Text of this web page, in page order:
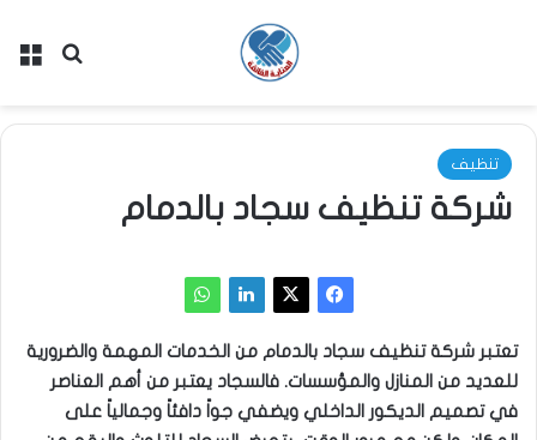
بحث
تنظيف
شركة تنظيف سجاد بالدمام
تعتبر شركة تنظيف سجاد بالدمام من الخدمات المهمة والضرورية
للعديد من المنازل والمؤسسات. فالسجاد يعتبر من أهم العناصر
في تصميم الديكور الداخلي ويضفي جواً دافئاً وجمالياً على